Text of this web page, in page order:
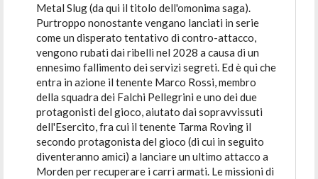
Metal Slug (da qui il titolo dell'omonima saga).
Purtroppo nonostante vengano lanciati in serie
come un disperato tentativo di contro-attacco,
vengono rubati dai ribelli nel 2028 a causa di un
ennesimo fallimento dei servizi segreti. Ed è qui che
entra in azione il tenente Marco Rossi, membro
della squadra dei Falchi Pellegrini e uno dei due
protagonisti del gioco, aiutato dai sopravvissuti
dell'Esercito, fra cui il tenente Tarma Roving il
secondo protagonista del gioco (di cui in seguito
diventeranno amici) a lanciare un ultimo attacco a
Morden per recuperare i carri armati. Le missioni di